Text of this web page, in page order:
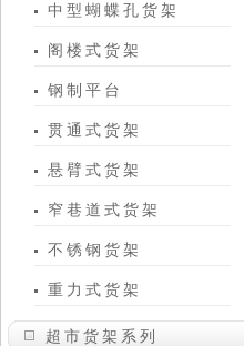
中型蝴蝶孔货架
阁楼式货架
钢制平台
贯通式货架
悬臂式货架
窄巷道式货架
不锈钢货架
重力式货架
超市货架系列